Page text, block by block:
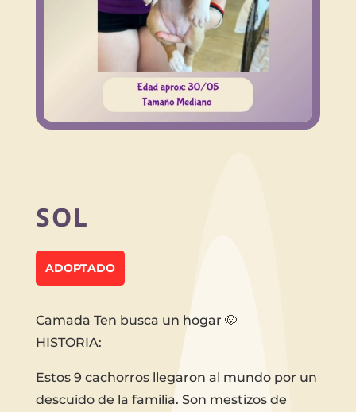
SOL
ADOPTADO
Camada Ten busca un hogar 🐶
HISTORIA:
Estos 9 cachorros llegaron al mundo por un
descuido de la familia. Son mestizos de